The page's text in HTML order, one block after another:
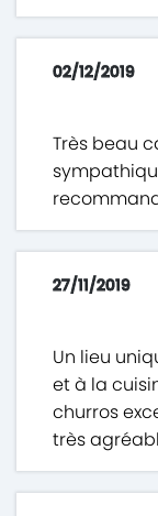
02/12/2019
Très beau
27/11/2019
Un lieu
et à la
churros
très